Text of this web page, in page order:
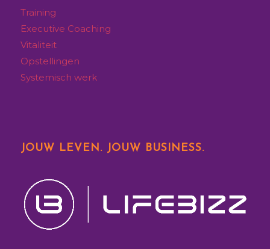
Training
Executive Coaching
Vitaliteit
Opstellingen
Systemisch werk
JOUW LEVEN. JOUW BUSINESS.